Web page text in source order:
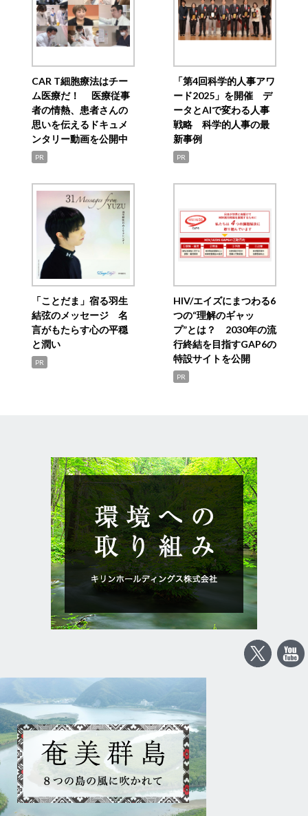
CAR T細胞療法はチー
ム医療だ！ 医療従事
者の情熱、患者さんの
思いを伝えるドキュメ
ンタリー動画を公開中
PR
「第4回科学的人事アワ
ード2025」を開催 デ
ータとAIで変わる人事
戦略 科学的人事の最
新事例
PR
「ことだま」宿る羽生
結弦のメッセージ 名
言がもたらす心の平穏
と潤い
PR
HIV/エイズにまつわる6
つの“理解のギャッ
プ”とは？ 2030年の流
行終結を目指すGAP6の
特設サイトを公開
PR